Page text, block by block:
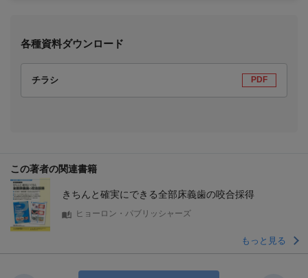
各種資料ダウンロード
チラシ PDF
この著者の関連書籍
きちんと確実にできる全部床義歯の咬合採得
ヒョーロン・パブリッシャーズ
もっと見る